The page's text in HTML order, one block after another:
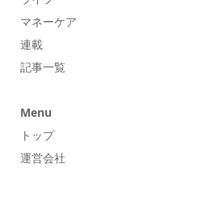
マネーケア
連載
記事一覧
Menu
トップ
運営会社